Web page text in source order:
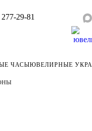
29-81
ЧАСЫЮВЕЛИРНЫЕ